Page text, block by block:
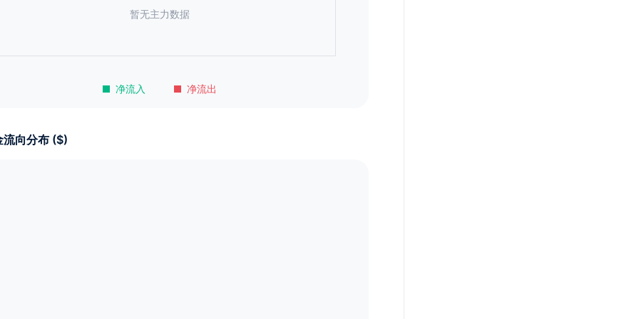
净流入 净流出
暂无主力数据
向分布 ($)